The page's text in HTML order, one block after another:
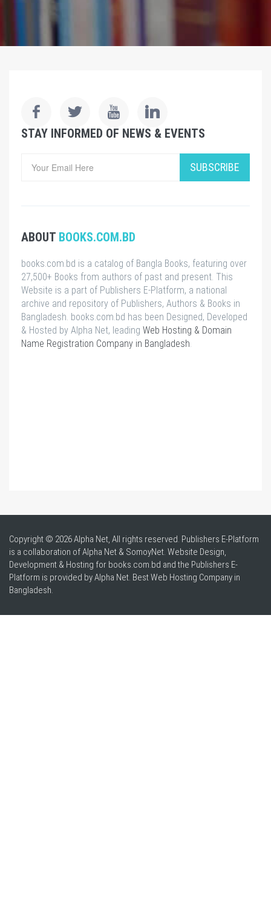
STAY INFORMED OF NEWS & EVENTS
SUBSCRIBE
ABOUT BOOKS.COM.BD
books.com.bd is a catalog of Bangla Books, featuring over
27,500+ Books from authors of past and present. This
Website is a part of Publishers E-Platform, a national
archive and repository of Publishers, Authors & Books in
Bangladesh. books.com.bd has been Designed, Developed
& Hosted by Alpha Net, leading Web Hosting & Domain
Name Registration Company in Bangladesh.
Copyright © 2026 Alpha Net, All rights reserved. Publishers E-Platform
is a collaboration of Alpha Net & SomoyNet. Website Design,
Development & Hosting for books.com.bd and the Publishers E-
Platform is provided by Alpha Net. BestWeb Hosting Company in
Bangladesh.